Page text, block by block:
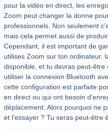
pour la vidéo en direct, les
Zoom peut changer la donne
professionnels. Non seulement
mais cela permet aussi de
Cependant, il est important de
utilises Zoom sur ton ordinateur,
disponible, et tu devras peut-
utiliser la connexion Bluetooth
cette configuration est parfaite
en direct ou qui ont besoin
déplacement. Alors pourquoi ne
et l'essayer ? Tu seras peut-être